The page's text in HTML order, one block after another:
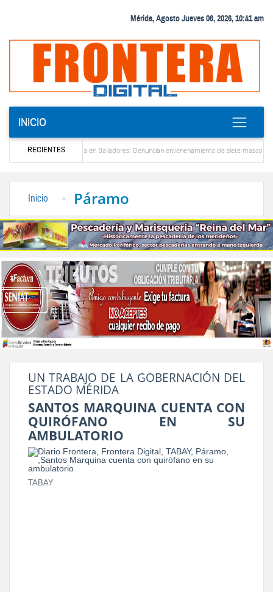
Mérida, Agosto Jueves 06, 2026, 10:41 am
INICIO
RECIENTES
Alerta en Bailadores: Denuncian envenenamiento de siete mascotas en El Rincón de
Inicio Páramo
UN TRABAJO DE LA GOBERNACIÓN DEL
ESTADO MÉRIDA
SANTOS MARQUINA CUENTA CON
QUIRÓFANO EN SU
AMBULATORIO
TABAY